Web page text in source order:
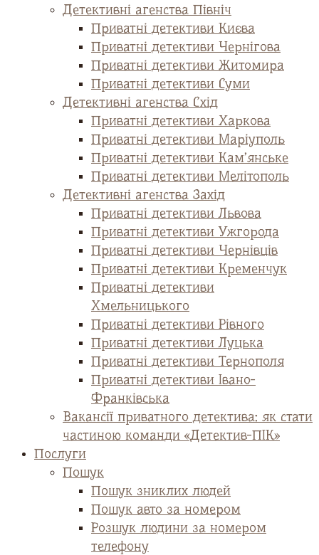
Детективні агенства Північ
Приватні детективи Києва
Приватні детективи Чернігова
Приватні детективи Житомира
Приватні детективи Суми
Детективні агенства Схід
Приватні детективи Харкова
Приватні детективи Маріуполь
Приватні детективи Кам’янське
Приватні детективи Мелітополь
Детективні агенства Захід
Приватні детективи Львова
Приватні детективи Ужгорода
Приватні детективи Чернівців
Приватні детективи Кременчук
Приватні детективи
Хмельницького
Приватні детективи Рівного
Приватні детективи Луцька
Приватні детективи Тернополя
Приватні детективи Івано-
Франківська
Вакансії приватного детектива: як стати
частиною команди «Детектив-ПІК»
Послуги
Пошук
Пошук зниклих людей
Пошук авто за номером
Розшук людини за номером
телефону